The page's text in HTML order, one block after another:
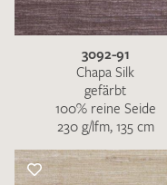
3092-91
Chapa Silk
gefärbt
100% reine Seide
230 g/lfm, 135 cm